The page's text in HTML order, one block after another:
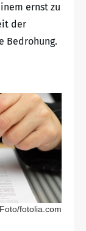
ernst zu
der
Bedrohung.
fotolia.com